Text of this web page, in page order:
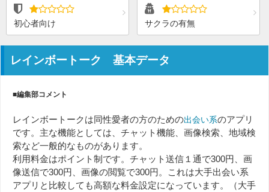
初心者向け サクラの有無
レインボートーク 基本データ
■編集部コメント
レインボートークは同性愛者の方のための出会い系のアプリ
です。主な機能としては、チャット機能、画像検索、地域検
索など一般的なものがあります。
利用料金はポイント制です。チャット送信１通で300円、画
像送信で300円、画像の閲覧で300円。これは大手出会い系
アプリと比較しても高額な料金設定になっています。（大手